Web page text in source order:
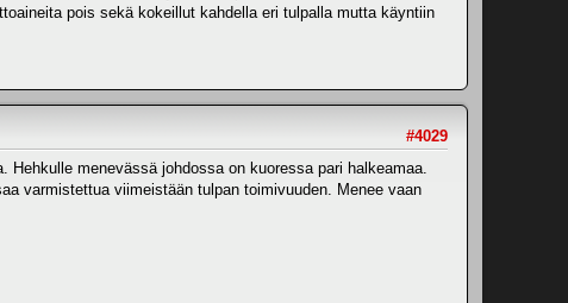
pois sekä kokeillut kahdella eri tulpalla mutta käyntiin
#4029
menevässä johdossa on kuoressa pari halkeamaa.
varmistettua viimeistään tulpan toimivuuden. Menee vaan